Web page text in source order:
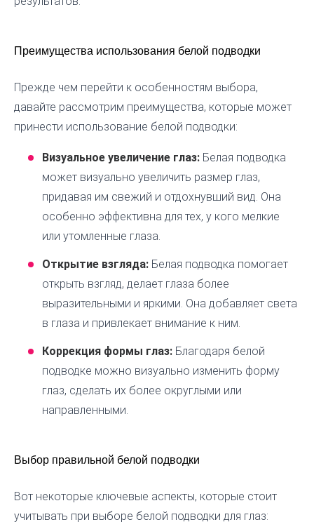
Преимущества использования белой подводки
Прежде чем перейти к особенностям выбора,
давайте рассмотрим преимущества, которые может
принести использование белой подводки:
Визуальное увеличение глаз: Белая подводка
может визуально увеличить размер глаз,
придавая им свежий и отдохнувший вид. Она
особенно эффективна для тех, у кого мелкие
или утомленные глаза.
Открытие взгляда: Белая подводка помогает
открыть взгляд, делает глаза более
выразительными и яркими. Она добавляет света
в глаза и привлекает внимание к ним.
Коррекция формы глаз: Благодаря белой
подводке можно визуально изменить форму
глаз, сделать их более округлыми или
направленными.
Выбор правильной белой подводки
Вот некоторые ключевые аспекты, которые стоит
учитывать при выборе белой подводки для глаз: